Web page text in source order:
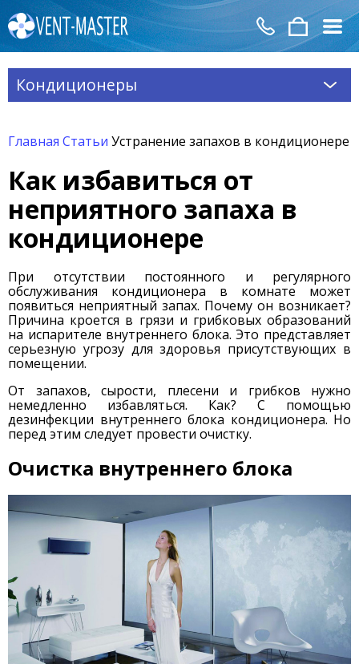
Главная Статьи Устранение запахов в кондиционере
Как избавиться от
неприятного запаха в
кондиционере
При отсутствии постоянного и регулярного
обслуживания кондиционера в комнате может
появиться неприятный запах. Почему он возникает?
Причина кроется в грязи и грибковых образований
на испарителе внутреннего блока. Это представляет
серьезную угрозу для здоровья присутствующих в
помещении.
От запахов, сырости, плесени и грибков нужно
немедленно избавляться. Как? С помощью
дезинфекции внутреннего блока кондиционера. Но
перед этим следует провести очистку.
Очистка внутреннего блока
Кондиционеры